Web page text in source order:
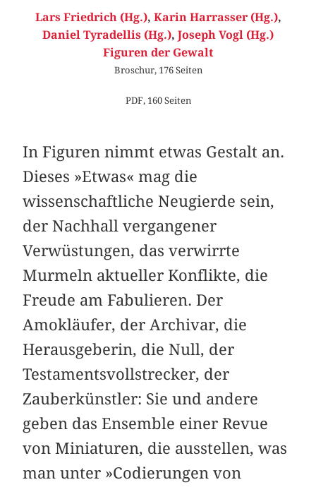
Lars Friedrich (Hg.), Karin Harrasser (Hg.),
Daniel Tyradellis (Hg.), Joseph Vogl (Hg.)
Figuren der Gewalt
Broschur, 176 Seiten
PDF, 160 Seiten
In Figuren nimmt etwas Gestalt an.
Dieses »Etwas« mag die
wissenschaftliche Neugierde sein,
der Nachhall vergangener
Verwüstungen, das verwirrte
Murmeln aktueller Konflikte, die
Freude am Fabulieren. Der
Amokläufer, der Archivar, die
Herausgeberin, die Null, der
Testamentsvollstrecker, der
Zauberkünstler: Sie und andere
geben das Ensemble einer Revue
von Miniaturen, die ausstellen, was
man unter »Codierungen von